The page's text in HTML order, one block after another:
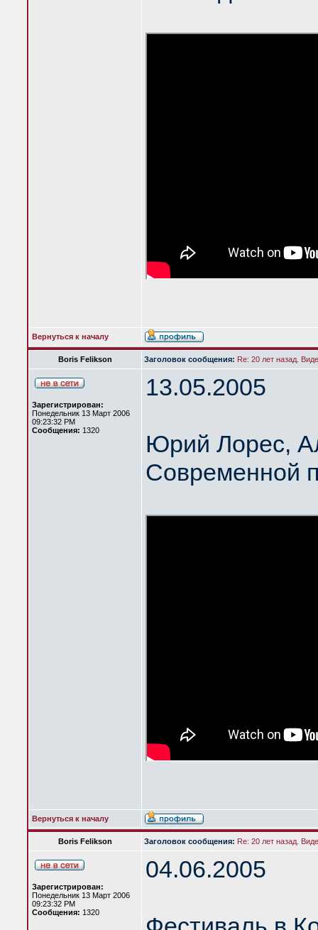
Вернуться к началу
Boris Felikson Заголовок сообщения: Re: 20 лет назад.
Зарегистрирован:
Понедельник 13 Март 2006
09:23:32 PM
Сообщения: 1320
13.05.2005
Юрий Лорес,
Современной
Вернуться к началу
Boris Felikson Заголовок сообщения: Re: 20 лет назад.
Зарегистрирован:
Понедельник 13 Март 2006
09:23:32 PM
Сообщения: 1320
04.06.2005